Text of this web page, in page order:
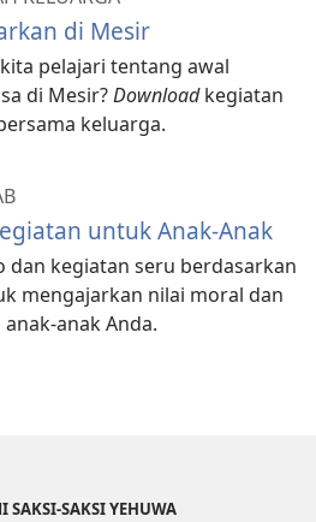
di Mesir
pelajari tentang awal
di Mesir?Downloadkegiatan
keluarga.
untuk Anak-Anak
dan kegiatan seru berdasarkan
mengajarkan nilai moral dan
anak Anda.
SAKSI-SAKSI YEHUWA